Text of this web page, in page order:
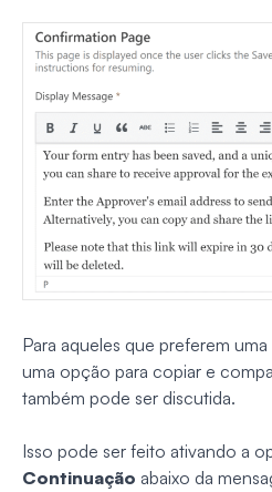
Para aqueles que preferem
uma opção para copiar e
também pode ser discutida.
Isso pode ser feito ativando a
Continuação abaixo da